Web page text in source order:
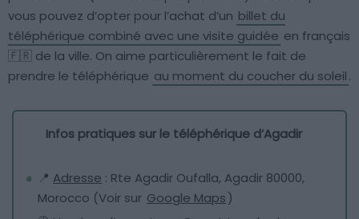
vous pouvez d’opter pour l’achat d’un billet du
téléphérique combiné avec une visite guidée en français
🇫🇷 de la ville. On aime particulièrement le fait de
prendre le téléphérique au moment du coucher du soleil.
Infos pratiques sur le téléphérique d’Agadir
📍 Adresse : Rte Agadir Oufalla, Agadir 80000,
Morocco (Voir sur Google Maps)